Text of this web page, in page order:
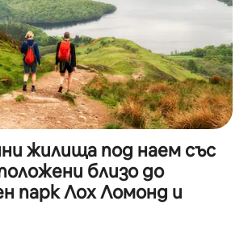
жилища под наем със
близо до
парк Лох Ломонд и